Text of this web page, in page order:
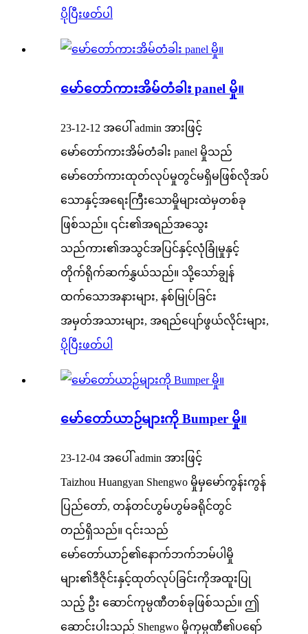
ပိုပြီးဖတ်ပါ
မော်တော်ကားအိမ်တံခါး panel မှို။
23-12-12 အပေါ် admin အားဖြင့်
မော်တော်ကားအိမ်တံခါး panel မှိုသည်
မော်တော်ကားထုတ်လုပ်မှုတွင်မရှိမဖြစ်လိုအပ်
သောနှင့်အရေးကြီးသောမှိုများထဲမှတစ်ခု
ဖြစ်သည်။ ၎င်း၏အရည်အသွေး
သည်ကား၏အသွင်အပြင်နှင့်လုံခြုံမှုနှင့်
တိုက်ရိုက်ဆက်နွှယ်သည်။ သို့သော်ချွန်
ထက်သောအနားများ, နစ်မြုပ်ခြင်း
အမှတ်အသားများ, အရည်ပျော်ဖွယ်လိုင်းများ,
ပိုပြီးဖတ်ပါ
မော်တော်ယာဉ်များကို Bumper မှို။
23-12-04 အပေါ် admin အားဖြင့်
Taizhou Huangyan Shengwo မှိုမှမော်ကွန်းကွန်
ပြည်တော်, တန်တင်ဟွမ်ဟွမ်ခရိုင်တွင်
တည်ရှိသည်။ ၎င်းသည်
မော်တော်ယာဉ်၏နောက်ဘက်ဘမ်ပါမှို
များ၏ဒီဇိုင်းနှင့်ထုတ်လုပ်ခြင်းကိုအထူးပြု
သည့် ဦး ဆောင်ကုမ္ပဏီတစ်ခုဖြစ်သည်။ ဤ
ဆောင်းပါးသည် Shengwo မှိုကုမ္ပဏီ၏ပရော်